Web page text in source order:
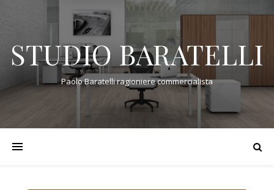
STUDIO BARATELLI
Paolo Baratelli ragioniere commercialista